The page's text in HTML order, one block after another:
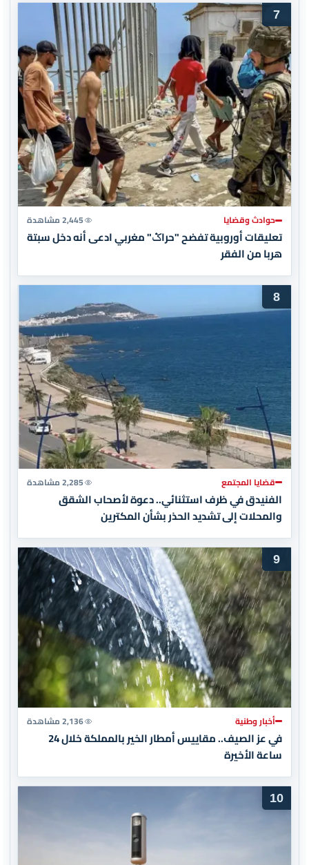
7
حوادث وقضايا 2,445 مشاهدة
تعليقات أوروبية تفضح "حراݣ" مغربي ادعى أنه دخل سبتة
هربا من الفقر
8
قضايا المجتمع 2,285 مشاهدة
الفنيدق في ظرف استثنائي.. دعوة لأصحاب الشقق
والمحلات إلى تشديد الحذر بشأن المكترين
9
أخبار وطنية 2,136 مشاهدة
في عز الصيف.. مقاييس أمطار الخير بالمملكة خلال 24
ساعة الأخيرة
10